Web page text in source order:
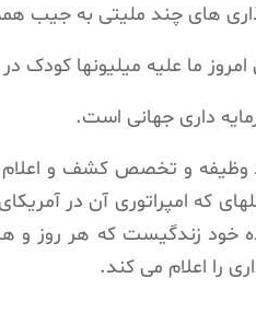
های چند ملیتی به جیب
ما علیه میلیونها کودک
داری جهانی است.
وظیفه و تخصص کشف و اعلام
که امپراتوری آن در
خود زندگیست که هر روز
را اعلام می کند.